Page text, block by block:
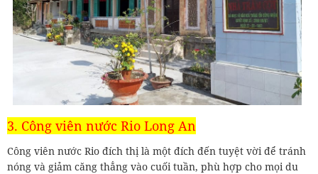
3. Công viên nước Rio Long An
Công viên nước Rio đích thị là một đích đến tuyệt vời để tránh
nóng và giảm căng thẳng vào cuối tuần, phù hợp cho mọi du